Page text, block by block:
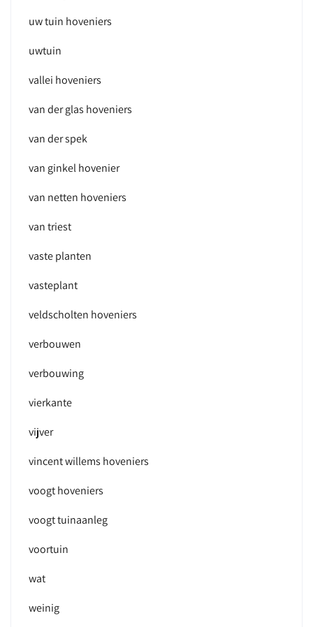
uw tuin hoveniers
uwtuin
vallei hoveniers
van der glas hoveniers
van der spek
van ginkel hovenier
van netten hoveniers
van triest
vaste planten
vasteplant
veldscholten hoveniers
verbouwen
verbouwing
vierkante
vijver
vincent willems hoveniers
voogt hoveniers
voogt tuinaanleg
voortuin
wat
weinig